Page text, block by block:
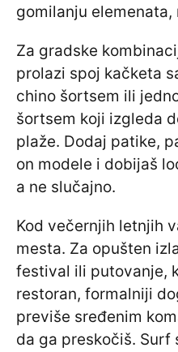
gomilanju elemenata,
Za gradske
prolazi spoj kačketa
chino šortsem ili
šortsem koji izgleda
plaže. Dodaj patike,
on modele i dobijaš
a ne slučajno.
Kod večernjih letnjih
mesta. Za opušten
festival ili putovanje,
restoran, formalniji
previše sređenim
da ga preskočiš. Surf